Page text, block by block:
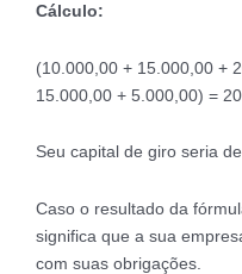
Cálculo:
(10.000,00 + 15.000,00 +
15.000,00 + 5.000,00) =
Seu capital de giro seria
Caso o resultado da
significa que a sua
com suas obrigações.